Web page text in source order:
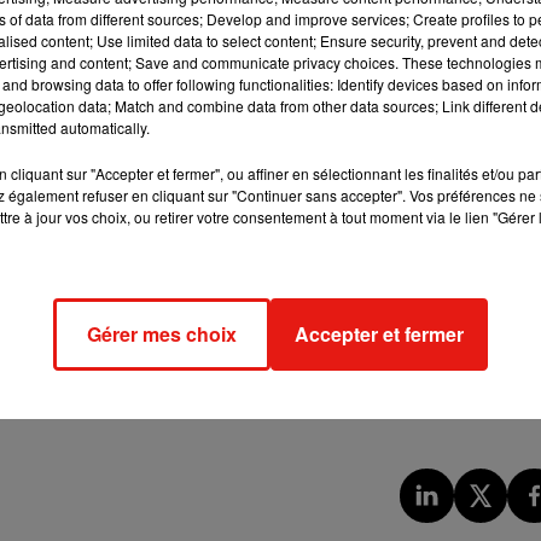
avec pluie, plus consistantes l'après-midi par le Nord-Ouest.
du Sud-Ouest au Nord-Est. Vent par le Nord-Ouest du
UKi9AYI48Z
côtes bretonnes. De secteur ouest, il atteindra également 70/
90km/h sur les extrémités corses.
sur la majorité du territoire. Presque aucune région ne sera
sera assuré de rester au sec. Malgré tout, les
of data from different sources; Develop and improve services; Create profiles to
content; Use limited data to select content; Ensure security, prevent and
and content; Save and communicate privacy choices. These technologies
browsing data to offer following functionalities: Identify devices based on
data; Match and combine data from other data sources; Link different
automatically.
cliquant sur "Accepter et fermer", ou affiner en sélectionnant les finalités et/ou
également refuser en cliquant sur "Continuer sans accepter". Vos préférences
à jour vos choix, ou retirer votre consentement à tout moment via le lien
Gérer mes choix Accepter et fermer